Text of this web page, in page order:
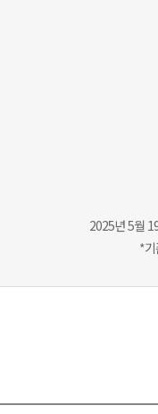
2025년 5월
*